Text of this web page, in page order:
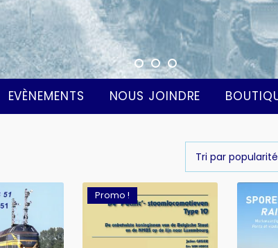
EVÈNEMENTS NOUS JOINDRE
Promo !